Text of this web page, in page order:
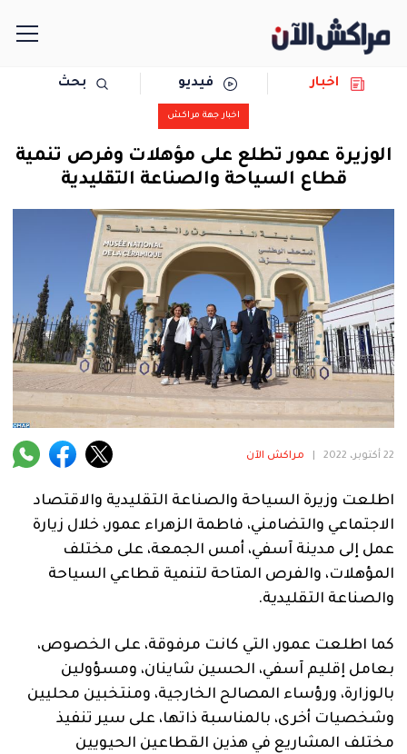
مجتمع
سياسة
دولية
المرأة
فنية
منوعة
آراء
اخبار فيديو بحث
اخبار جهة مراكش
الوزيرة عمور تطلع على مؤهلات وفرص تنمية
قطاع السياحة والصناعة التقليدية
22 أكتوبر، 2022 مراكش الآن
اطلعت وزيرة السياحة والصناعة التقليدية والاقتصاد
الاجتماعي والتضامني، فاطمة الزهراء عمور، خلال زيارة
عمل إلى مدينة آسفي، أمس الجمعة، على مختلف
المؤهلات، والفرص المتاحة لتنمية قطاعي السياحة
والصناعة التقليدية.
كما اطلعت عمور، التي كانت مرفوقة، على الخصوص،
بعامل إقليم آسفي، الحسين شاينان، ومسؤولين
بالوزارة، ورؤساء المصالح الخارجية، ومنتخبين محليين
وشخصيات أخرى، بالمناسبة ذاتها، على سير تنفيذ
مختلف المشاريع في هذين القطاعين الحيويين